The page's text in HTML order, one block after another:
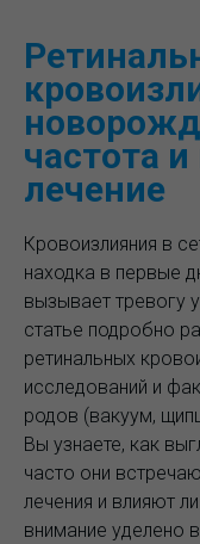
частота
лечение
Кровоизлияния в
находка в первые
вызывает тревогу
статье подробно
ретинальных
исследований и
родов (вакуум,
Вы узнаете, как
часто они
лечения и влияют
внимание уделено